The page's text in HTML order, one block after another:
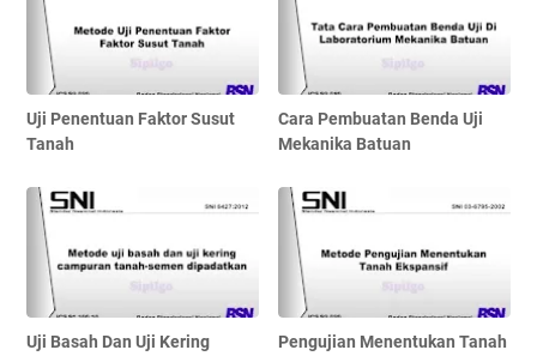
Uji Penentuan Faktor Susut
Tanah
Cara Pembuatan Benda Uji
Mekanika Batuan
Uji Basah Dan Uji Kering
Pengujian Menentukan Tanah